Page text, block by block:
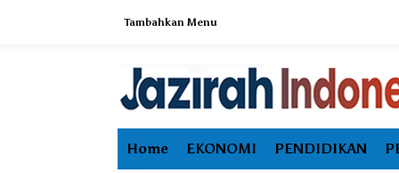
Tambahkan Menu
Home EKONOMI PENDIDIKAN